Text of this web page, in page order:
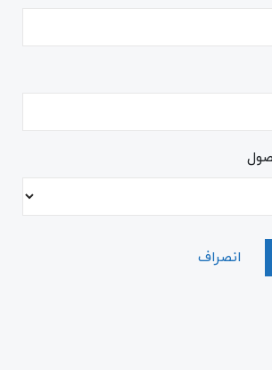
انصراف